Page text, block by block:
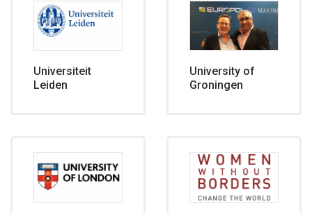
Universiteit
Leiden
University of
Groningen